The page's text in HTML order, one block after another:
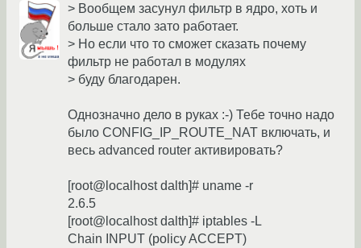
> Вообщем засунул фильтр в ядро, хоть и
больше стало зато работает.
> Но если что то сможет сказать почему
фильтр не работал в модулях
> буду благодарен.
Однозначно дело в руках :-) Тебе точно надо
было CONFIG_IP_ROUTE_NAT включать, и
весь advanced router активировать?
[root@localhost dalth]# uname -r
2.6.5
[root@localhost dalth]# iptables -L
Chain INPUT (policy ACCEPT)